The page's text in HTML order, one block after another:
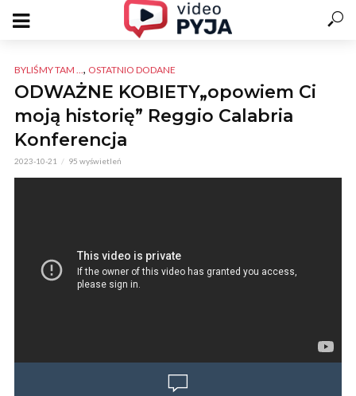
BYLIŚMY TAM ..., OSTATNIO DODANE
ODWAŻNE KOBIETY„opowiem Ci
moją historię” Reggio Calabria
Konferencja
2023-10-21 95 wyświetleń